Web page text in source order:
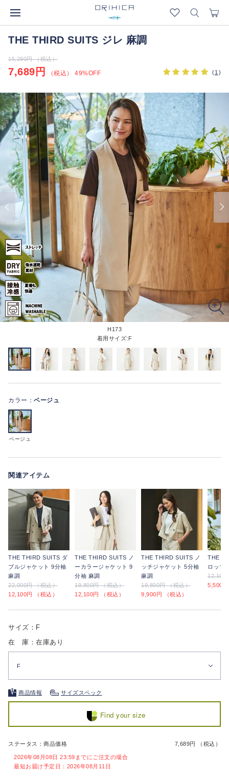
THE THIRD SUITS ジレ 麻調
15,290円 （税込）
7,689円 （税込） 49%OFF (1 )
H173
着用サイズ:F
カラー： ベージュ
ベージュ
関連アイテム
THE THIRD SUITS ダ
ブルジャケット 9分袖
麻調
22,000円 （税込）
12,100円 （税込）
THE THIRD SUITS ノ
ーカラージャケット 9
分袖 麻調
19,800円 （税込）
12,100円 （税込）
THE THIRD SUITS ノ
ッチジャケット 5分袖
麻調
19,800円 （税込）
9,900円 （税込）
THE
ロップ
12,100
5,500
サイズ：F
在 庫：在庫あり
F
商品情報 サイズスペック
Find your size
ステータス：商品価格 7,689円 （税込）
2026年08月08日 23:59までにご注文の場合
最短お届け予定日：2026年08月11日